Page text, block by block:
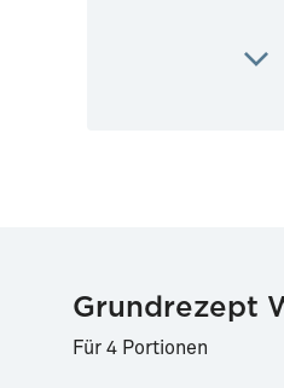
Grundrezept
Für 4 Portionen